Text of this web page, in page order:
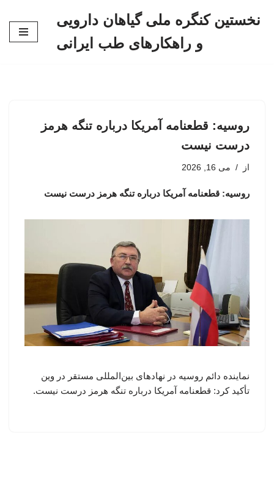
نخستین کنگره ملی گیاهان دارویی
و راهکارهای طب ایرانی
روسیه: قطعنامه آمریکا درباره تنگه هرمز
درست نیست
از می 16, 2026
روسیه: قطعنامه آمریکا درباره تنگه هرمز درست نیست
نماینده دائم روسیه در نهادهای بین‌المللی مستقر در وین
تأکید کرد: قطعنامه آمریکا درباره تنگه هرمز درست نیست.